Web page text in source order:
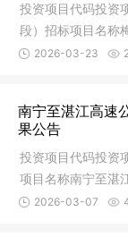
投资项目代码投资
段）招标项目名称
工程施工
2026-03-23
南宁至湛江高速
果公告
投资项目代码投资
项目名称南宁至湛
（包）名
2026-03-07